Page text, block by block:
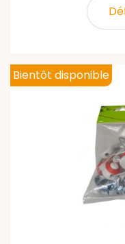
Bientôt disponible